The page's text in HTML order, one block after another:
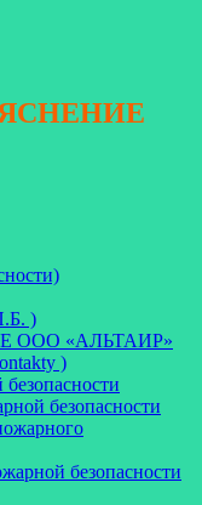
)
ООО «АЛЬТАИР»
)
безопасности
безопасности